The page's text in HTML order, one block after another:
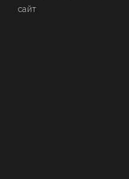
сайт